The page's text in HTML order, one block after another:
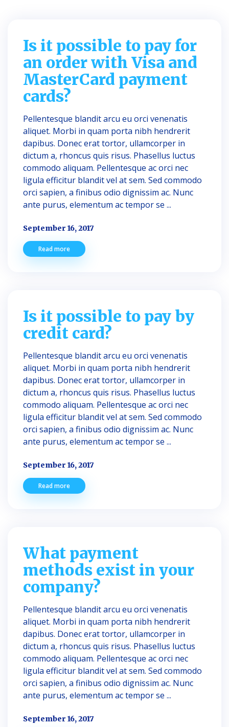
Is it possible to pay for
an order with Visa and
MasterCard payment
cards?
Pellentesque blandit arcu eu orci venenatis
aliquet. Morbi in quam porta nibh hendrerit
dapibus. Donec erat tortor, ullamcorper in
dictum a, rhoncus quis risus. Phasellus luctus
commodo aliquam. Pellentesque ac orci nec
ligula efficitur blandit vel at sem. Sed commodo
orci sapien, a finibus odio dignissim ac. Nunc
ante purus, elementum ac tempor se ...
September 16, 2017
Read more
Is it possible to pay by
credit card?
Pellentesque blandit arcu eu orci venenatis
aliquet. Morbi in quam porta nibh hendrerit
dapibus. Donec erat tortor, ullamcorper in
dictum a, rhoncus quis risus. Phasellus luctus
commodo aliquam. Pellentesque ac orci nec
ligula efficitur blandit vel at sem. Sed commodo
orci sapien, a finibus odio dignissim ac. Nunc
ante purus, elementum ac tempor se ...
September 16, 2017
Read more
What payment
methods exist in your
company?
Pellentesque blandit arcu eu orci venenatis
aliquet. Morbi in quam porta nibh hendrerit
dapibus. Donec erat tortor, ullamcorper in
dictum a, rhoncus quis risus. Phasellus luctus
commodo aliquam. Pellentesque ac orci nec
ligula efficitur blandit vel at sem. Sed commodo
orci sapien, a finibus odio dignissim ac. Nunc
ante purus, elementum ac tempor se ...
September 16, 2017